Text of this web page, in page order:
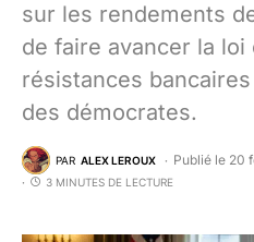
sur les rendements
de faire avancer la
résistances
des démocrates.
PAR ALEX LEROUX Publié le 20
3 MINUTES DE LECTURE